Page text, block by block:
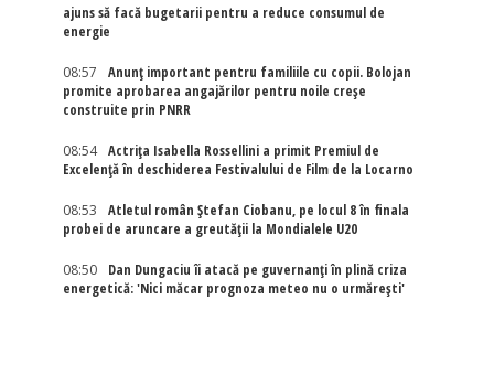
ajuns să facă bugetarii pentru a reduce consumul de
energie
08:57
Anunț important pentru familiile cu copii. Bolojan
promite aprobarea angajărilor pentru noile creșe
construite prin PNRR
08:54
Actriţa Isabella Rossellini a primit Premiul de
Excelenţă în deschiderea Festivalului de Film de la Locarno
08:53
Atletul român Ștefan Ciobanu, pe locul 8 în finala
probei de aruncare a greutății la Mondialele U20
08:50
Dan Dungaciu îi atacă pe guvernanți în plină criza
energetică: 'Nici măcar prognoza meteo nu o urmărești'